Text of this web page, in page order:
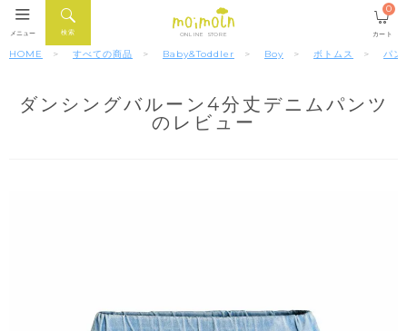
ONLINE STORE
検索
メニュー カート
0
HOME すべての商品 Baby&Toddler Boy ボトムス パン
ダンシングバルーン4分丈デニムパンツ
のレビュー